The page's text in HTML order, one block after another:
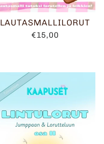
LAUTASMALLILORUT
€15,00